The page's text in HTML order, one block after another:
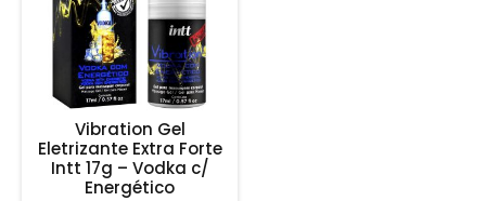
Vibration Gel
Eletrizante Extra Forte
Intt 17g – Vodka c/
Energético